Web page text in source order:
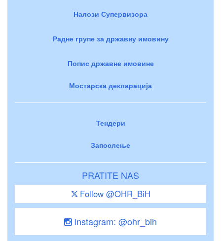
Налози Супервизора
Радне групе за државну имовину
Попис државне имовине
Мостарска декларација
Тендери
Запослење
PRATITE NAS
Follow @OHR_BiH
Instagram: @ohr_bih